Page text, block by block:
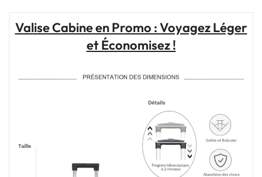
la
Meilleure
Valise Cabine en Promo : Voyagez Léger
et Économisez !